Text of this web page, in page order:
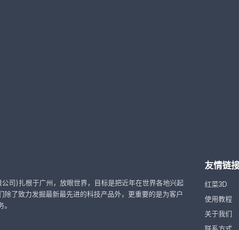
司)扎根于广州，放眼世界，目标是把近年在世界各地兴起
除了致力发掘最新最先进的科技产品外，更重要的是为客户
友情链
红菜3D
使用教程
关于我们
联系方式